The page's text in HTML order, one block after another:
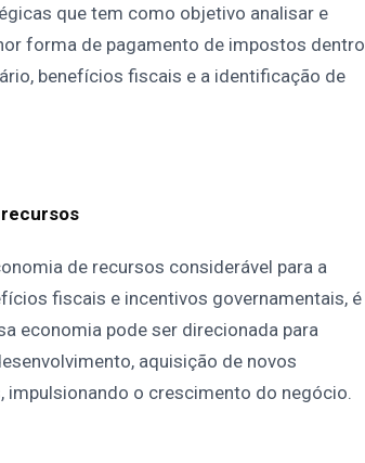
que tem como objetivo analisar e
forma de pagamento de impostos dentro
benefícios fiscais e a identificação de
de recursos considerável para a
fiscais e incentivos governamentais, é
economia pode ser direcionada para
aquisição de novos
o crescimento do negócio.